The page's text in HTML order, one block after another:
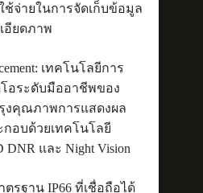
ช้จ่ายในการจัดเก็บข้อมูล
อียดภาพ
เทคโนโลยีการ
อระดับมืออาชีพของ
งคุณภาพการแสดงผล
อบด้วยเทคโนโลยี
DNR และ Night Vision
ตรฐาน IP66 ที่เชื่อถือได้